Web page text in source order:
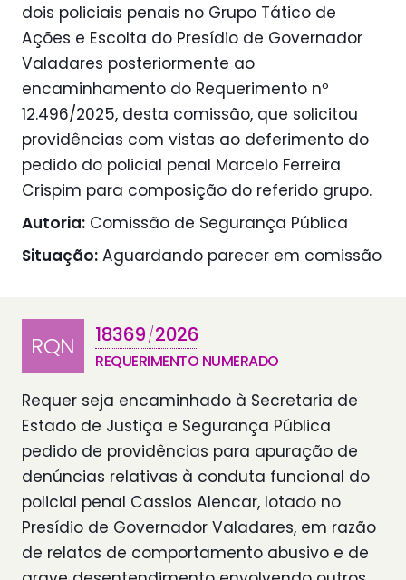
dois policiais penais no Grupo Tático de
Ações e Escolta do Presídio de Governador
Valadares posteriormente ao
encaminhamento do Requerimento nº
12.496/2025, desta comissão, que solicitou
providências com vistas ao deferimento do
pedido do policial penal Marcelo Ferreira
Crispim para composição do referido grupo.
Autoria: Comissão de Segurança Pública
Situação: Aguardando parecer em comissão
RQN 18369/2026
REQUERIMENTO NUMERADO
Requer seja encaminhado à Secretaria de
Estado de Justiça e Segurança Pública
pedido de providências para apuração de
denúncias relativas à conduta funcional do
policial penal Cassios Alencar, lotado no
Presídio de Governador Valadares, em razão
de relatos de comportamento abusivo e de